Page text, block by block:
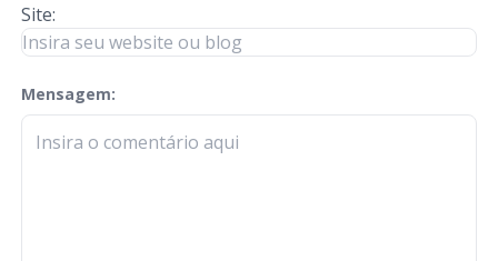
Site:
Mensagem:
check-terms